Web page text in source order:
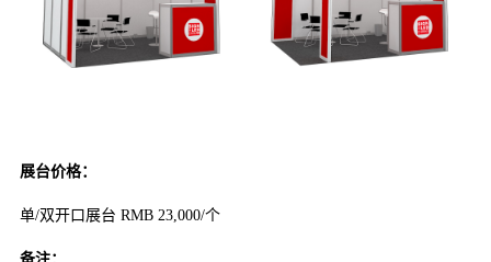
展台价格：
单/双开口展台 RMB 23,000/个